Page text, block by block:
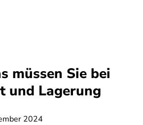
müssen Sie bei
und Lagerung
2024